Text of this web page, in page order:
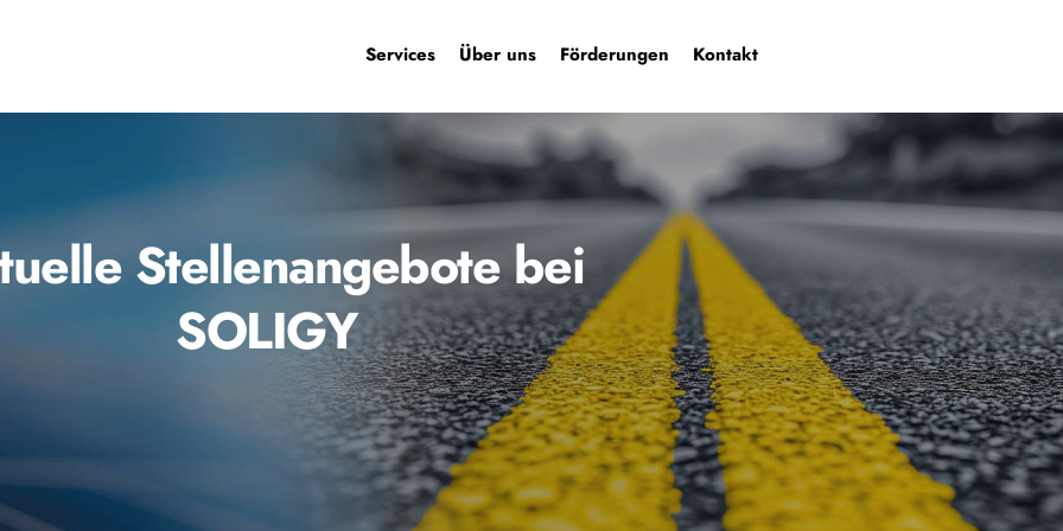
Services Über uns Förderungen Kontakt
Stellenangebote bei
SOLIGY